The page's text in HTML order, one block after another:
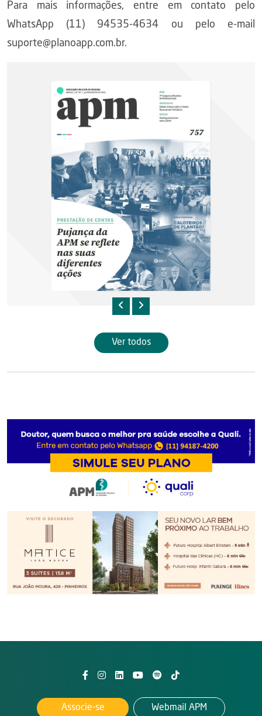
Para mais informações, entre em contato pelo
WhatsApp (11) 94535-4634 ou pelo e-mail
suporte@planoapp.com.br.
Ver todos
Associe-se Webmail APM